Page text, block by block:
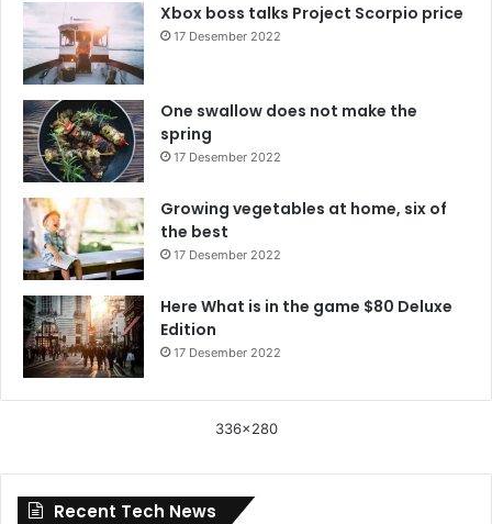
Xbox boss talks Project Scorpio price
17 Desember 2022
One swallow does not make the
spring
17 Desember 2022
Growing vegetables at home, six of
the best
17 Desember 2022
Here What is in the game $80 Deluxe
Edition
17 Desember 2022
336x280
Recent Tech News